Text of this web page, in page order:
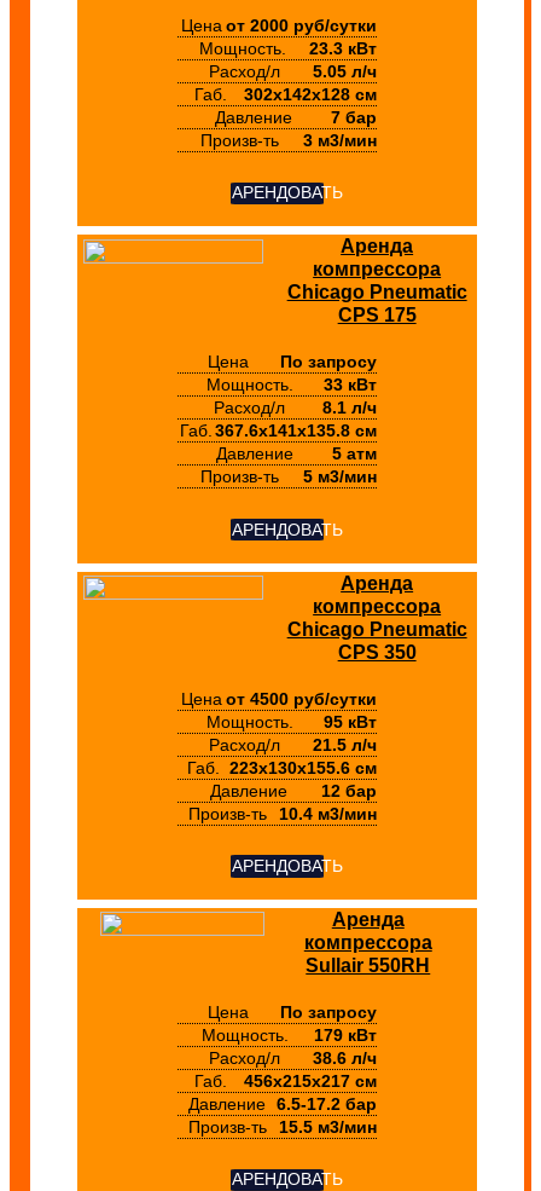
Цена от 2000 руб/сутки
Мощность.
23.3 кВт
Расход/л
5.05 л/ч
Габ.
302х142х128 см
Давление
7 бар
Произв-ть
3 м3/мин
АРЕНДОВАТЬ
Аренда
компрессора
Chicago Pneumatic
CPS 175
Цена
По запросу
Мощность.
33 кВт
Расход/л
8.1 л/ч
Габ.367.6х141х135.8 см
Давление
5 атм
Произв-ть
5 м3/мин
АРЕНДОВАТЬ
Аренда
компрессора
Chicago Pneumatic
CPS 350
Цена от 4500 руб/сутки
Мощность.
95 кВт
Расход/л
21.5 л/ч
Габ.
223х130х155.6 см
Давление
12 бар
Произв-ть
10.4 м3/мин
АРЕНДОВАТЬ
Аренда
компрессора
Sullair 550RH
Цена
По запросу
Мощность.
179 кВт
Расход/л
38.6 л/ч
Габ.
456х215х217 см
Давление 6.5-17.2 бар
Произв-ть
15.5 м3/мин
АРЕНДОВАТЬ